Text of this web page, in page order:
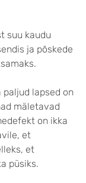
suu kaudu
ja põskede
paljud lapsed on
mäletavad
on ikka
et
et
püsiks.